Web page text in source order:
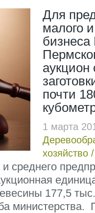
Для
малого
почти
1 марта
хозяйство
среднего
177,5
министерства.